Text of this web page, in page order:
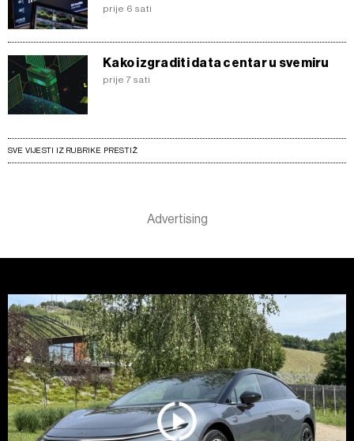
prije 6 sati
Kako izgraditi data centar u svemiru
prije 7 sati
SVE VIJESTI IZ RUBRIKE PRESTIŽ